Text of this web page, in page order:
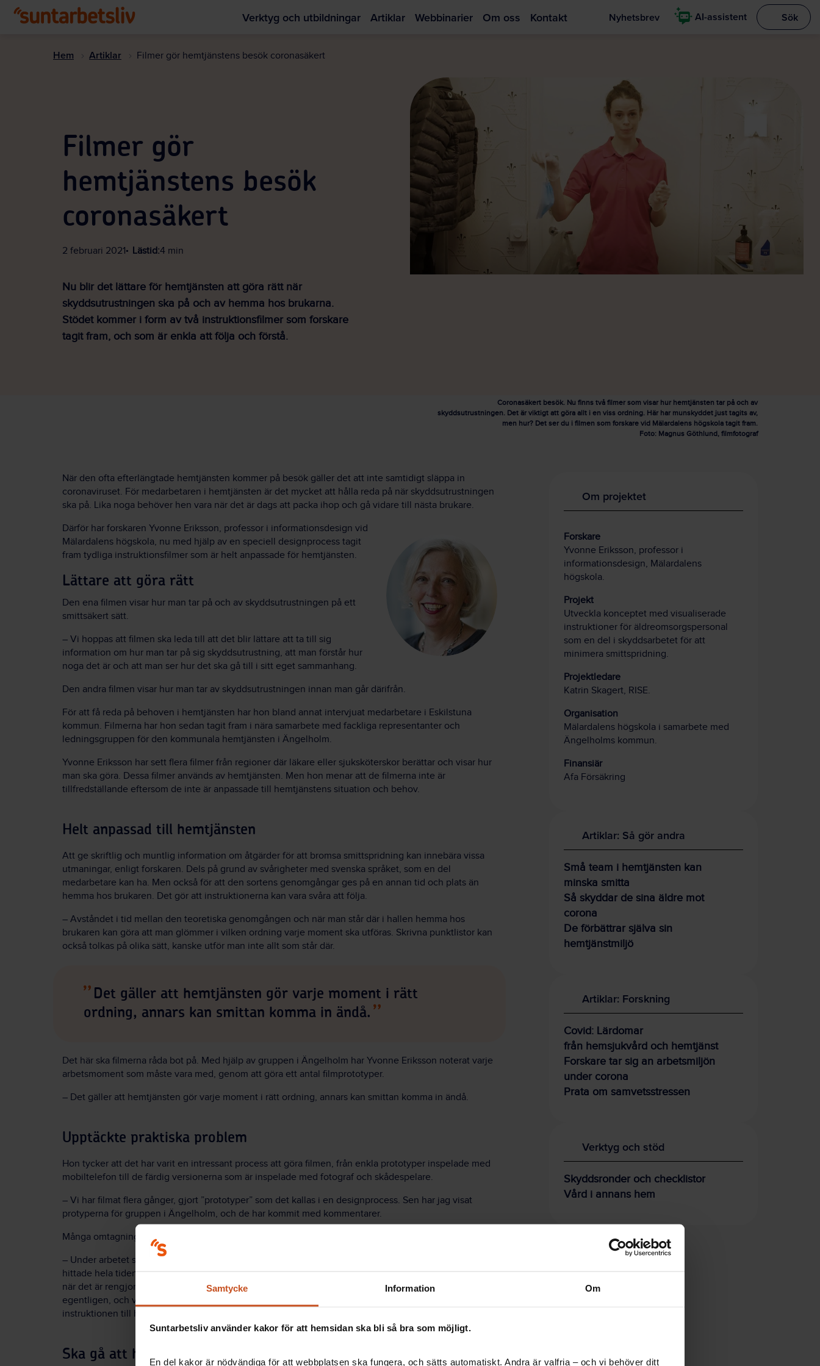
Samtycke Information Om
Suntarbetsliv använder kakor för att hemsidan ska bli så bra som möjligt.
En del kakor är nödvändiga för att webbplatsen ska fungera, och sätts automatiskt. Andra är valfria – och vi behöver ditt
Verktyg och utbildningar Artiklar Webbinarier Om oss Kontakt Nyhetsbrev AI-assistent Visa
Sök
Hem Artiklar Filmer gör hemtjänstens besök coronasäkert
Filmer gör
hemtjänstens besök
coronasäkert
2 februari 2021 Lästid:4 min
Nu blir det lättare för hemtjänsten att göra rätt när
skyddsutrustningen ska på och av hemma hos brukarna.
Stödet kommer i form av två instruktionsfilmer som forskare
tagit fram, och som är enkla att följa och förstå.
Coronasäkert besök. Nu finns två filmer som visar hur hemtjänsten tar på och av
skyddsutrustningen. Det är viktigt att göra allt i en viss ordning. Här har munskyddet just tagits av,
men hur? Det ser du i filmen som forskare vid Mälardalens högskola tagit fram.
Foto: Magnus Göthlund, filmfotograf
När den ofta efterlängtade hemtjänsten kommer på besök gäller det att inte samtidigt släppa in
coronaviruset. För medarbetaren i hemtjänsten är det mycket att hålla reda på när skyddsutrustningen
ska på. Lika noga behöver hen vara när det är dags att packa ihop och gå vidare till nästa brukare.
Därför har forskaren Yvonne Eriksson, professor i informationsdesign vid
Mälardalens högskola, nu med hjälp av en speciell designprocess tagit
fram tydliga instruktionsfilmer som är helt anpassade för hemtjänsten.
Lättare att göra rätt
Den ena filmen visar hur man tar på och av skyddsutrustningen på ett
smittsäkert sätt.
– Vi hoppas att filmen ska leda till att det blir lättare att ta till sig
information om hur man tar på sig skyddsutrustning, att man förstår hur
noga det är och att man ser hur det ska gå till i sitt eget sammanhang.
Den andra filmen visar hur man tar av skyddsutrustningen innan man går därifrån.
För att få reda på behoven i hemtjänsten har hon bland annat intervjuat medarbetare i Eskilstuna
kommun. Filmerna har hon sedan tagit fram i nära samarbete med fackliga representanter och
ledningsgruppen för den kommunala hemtjänsten i Ängelholm.
Yvonne Eriksson har sett flera filmer från regioner där läkare eller sjuksköterskor berättar och visar hur
man ska göra. Dessa filmer används av hemtjänsten. Men hon menar att de filmerna inte är
tillfredställande eftersom de inte är anpassade till hemtjänstens situation och behov.
Helt anpassad till hemtjänsten
Att ge skriftlig och muntlig information om åtgärder för att bromsa smittspridning kan innebära vissa
utmaningar, enligt forskaren. Dels på grund av svårigheter med svenska språket, som en del
medarbetare kan ha. Men också för att den sortens genomgångar ges på en annan tid och plats än
hemma hos brukaren. Det gör att instruktionerna kan vara svåra att följa.
– Avståndet i tid mellan den teoretiska genomgången och när man står där i hallen hemma hos
brukaren kan göra att man glömmer i vilken ordning varje moment ska utföras. Skrivna punktlistor kan
också tolkas på olika sätt, kanske utför man inte allt som står där.
Det gäller att hemtjänsten gör varje moment i rätt
ordning, annars kan smittan komma in ändå.
Det här ska filmerna råda bot på. Med hjälp av gruppen i Ängelholm har Yvonne Eriksson noterat varje
arbetsmoment som måste vara med, genom att göra ett antal filmprototyper.
– Det gäller att hemtjänsten gör varje moment i rätt ordning, annars kan smittan komma in ändå.
Upptäckte praktiska problem
Hon tycker att det har varit en intressant process att göra filmen, från enkla prototyper inspelade med
mobiltelefon till de färdig versionerna som är inspelade med fotograf och skådespelare.
– Vi har filmat flera gånger, gjort ”prototyper” som det kallas i en designprocess. Sen har jag visat
protyperna för gruppen i Ängelholm, och de har kommit med kommentarer.
Många omtagningar blev det.
– Under arbetet såg de ansvariga många konkreta och praktiska problem som behövde lösas. Vi
hittade hela tiden nya detaljer som skulle med. Var ställer man ryggsäcken? Var ska man hänga visiret
när det är rengjort? När ska händerna spritas? Vi pratade även om skoskydden – när ska de av
egentligen, och var gör man av dem sen? Genom den här undersökande designprocessen har
instruktionen till hemtjänsten utvecklats.
Ska gå att härma steg för steg
Om projektet
Forskare
Yvonne Eriksson, professor i
informationsdesign, Mälardalens
högskola.
Projekt
Utveckla konceptet med visualiserade
instruktioner för äldreomsorgspersonal
som en del i skyddsarbetet för att
minimera smittspridning.
Projektledare
Katrin Skagert, RISE.
Organisation
Mälardalens högskola i samarbete med
Ängelholms kommun.
Finansiär
Afa Försäkring
Artiklar: Så gör andra
Små team i hemtjänsten kan
minska smitta
Så skyddar de sina äldre mot
corona
De förbättrar själva sin
hemtjänstmiljö
Artiklar: Forskning
Covid: Lärdomar
från hemsjukvård och hemtjänst
Forskare tar sig an arbetsmiljön
under corona
Prata om samvetsstressen
Verktyg och stöd
Skyddsronder och checklistor
Vård i annans hem